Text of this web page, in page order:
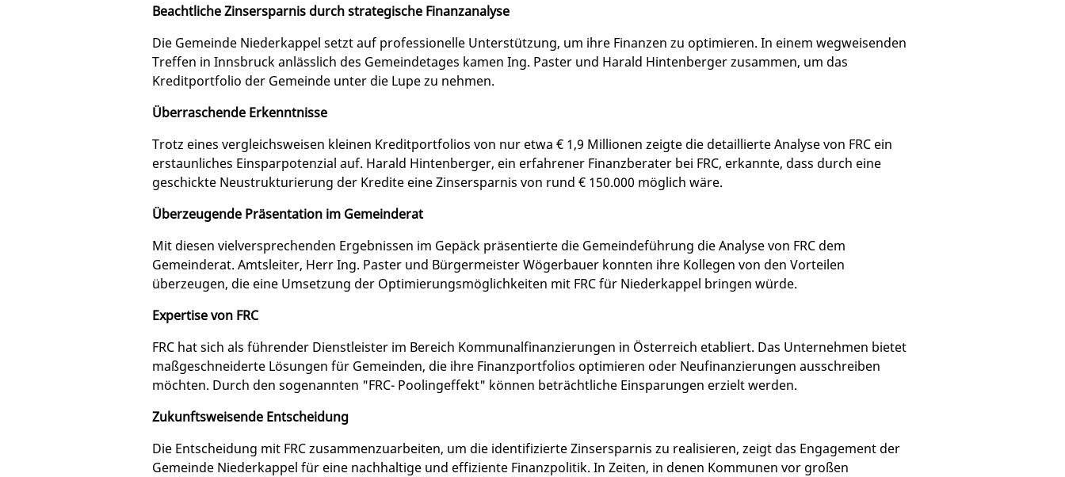
Beachtliche Zinsersparnis durch strategische Finanzanalyse
Die Gemeinde Niederkappel setzt auf professionelle Unterstützung, um ihre Finanzen zu optimieren. In einem wegweisenden
Treffen in Innsbruck anlässlich des Gemeindetages kamen Ing. Paster und Harald Hintenberger zusammen, um das
Kreditportfolio der Gemeinde unter die Lupe zu nehmen.
Überraschende Erkenntnisse
Trotz eines vergleichsweisen kleinen Kreditportfolios von nur etwa € 1,9 Millionen zeigte die detaillierte Analyse von FRC ein
erstaunliches Einsparpotenzial auf. Harald Hintenberger, ein erfahrener Finanzberater bei FRC, erkannte, dass durch eine
geschickte Neustrukturierung der Kredite eine Zinsersparnis von rund € 150.000 möglich wäre.
Überzeugende Präsentation im Gemeinderat
Mit diesen vielversprechenden Ergebnissen im Gepäck präsentierte die Gemeindeführung die Analyse von FRC dem
Gemeinderat. Amtsleiter, Herr Ing. Paster und Bürgermeister Wögerbauer konnten ihre Kollegen von den Vorteilen
überzeugen, die eine Umsetzung der Optimierungsmöglichkeiten mit FRC für Niederkappel bringen würde.
Expertise von FRC
FRC hat sich als führender Dienstleister im Bereich Kommunalfinanzierungen in Österreich etabliert. Das Unternehmen bietet
maßgeschneiderte Lösungen für Gemeinden, die ihre Finanzportfolios optimieren oder Neufinanzierungen ausschreiben
möchten. Durch den sogenannten "FRC- Poolingeffekt" können beträchtliche Einsparungen erzielt werden.
Zukunftsweisende Entscheidung
Die Entscheidung mit FRC zusammenzuarbeiten, um die identifizierte Zinsersparnis zu realisieren, zeigt das Engagement der
Gemeinde Niederkappel für eine nachhaltige und effiziente Finanzpolitik. In Zeiten, in denen Kommunen vor großen